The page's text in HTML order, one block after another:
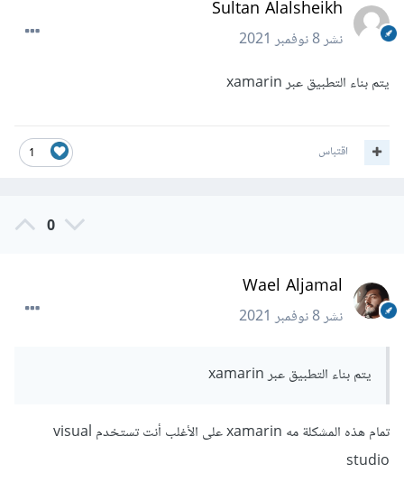
Sultan Alalsheikh
نشر8 نوفمبر 2021
يتم بناء التطبيق عبر xamarin
1 اقتباس
0
Wael Aljamal
نشر8 نوفمبر 2021
يتم بناء التطبيق عبر xamarin
تمام هذه المشكلة مه xamarin على الأغلب أنت تستخدم visual
studio